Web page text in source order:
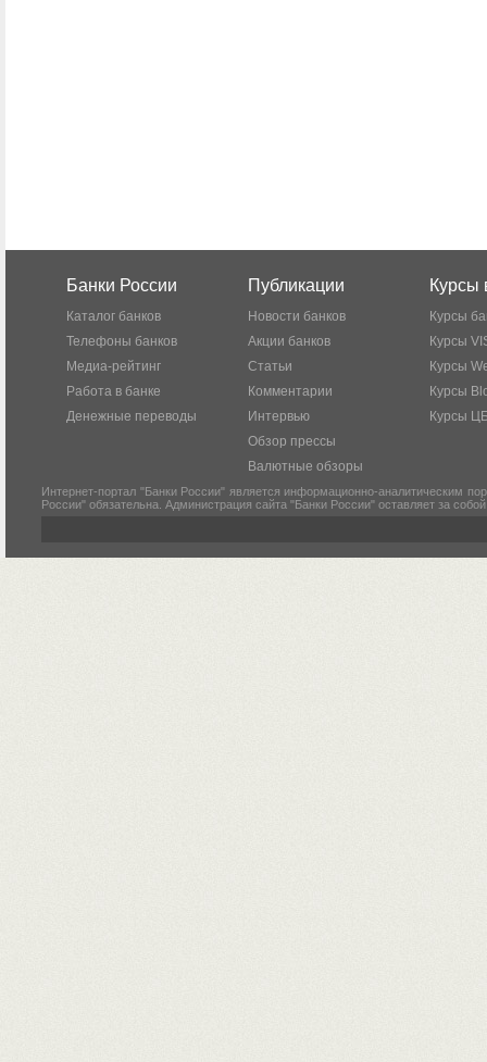
Банки России
Каталог банков
Телефоны банков
Медиа-рейтинг
Работа в банке
Денежные переводы
Публикации
Новости банков
Акции банков
Статьи
Комментарии
Интервью
Обзор прессы
Валютные обзоры
Курсы
Курсы
Курсы
Курсы
Курсы
Курсы
Интернет-портал "Банки России" является информационно-аналитическим
России" обязательна. Администрация сайта "Банки России" оставляет за